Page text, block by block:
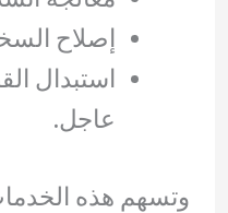
إصلاح
استبدال
عاجل.
وتسهم هذه